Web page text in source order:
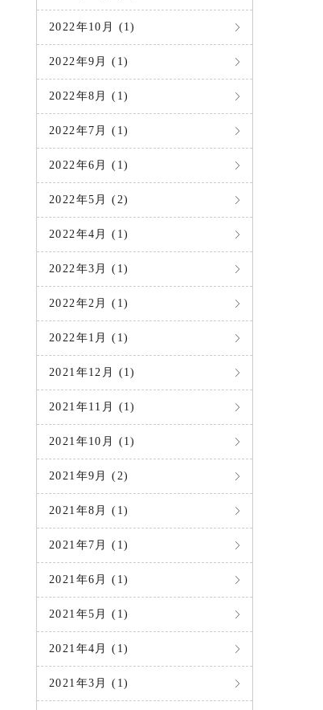
2022年10月 (1)
2022年9月 (1)
2022年8月 (1)
2022年7月 (1)
2022年6月 (1)
2022年5月 (2)
2022年4月 (1)
2022年3月 (1)
2022年2月 (1)
2022年1月 (1)
2021年12月 (1)
2021年11月 (1)
2021年10月 (1)
2021年9月 (2)
2021年8月 (1)
2021年7月 (1)
2021年6月 (1)
2021年5月 (1)
2021年4月 (1)
2021年3月 (1)